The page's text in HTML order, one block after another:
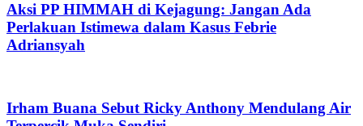
Aksi PP HIMMAH di Kejagung: Jangan Ada
Perlakuan Istimewa dalam Kasus Febrie
Adriansyah
Irham Buana Sebut Ricky Anthony Mendulang Air